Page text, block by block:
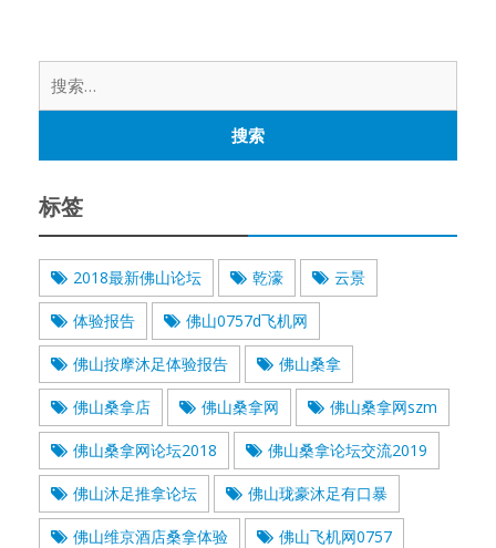
标签
2018最新佛山论坛 乾濠 云景
体验报告 佛山0757d飞机网
佛山按摩沐足体验报告 佛山桑拿
佛山桑拿店 佛山桑拿网 佛山桑拿网szm
佛山桑拿网论坛2018 佛山桑拿论坛交流2019
佛山沐足推拿论坛 佛山珑豪沐足有口暴
佛山维京酒店桑拿体验 佛山飞机网0757